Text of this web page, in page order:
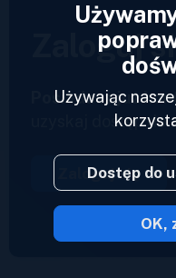
Zaloguj
Posiadasz już
uzyskaj dostęp do
Zaloguj się
Używając
Dostęp do
OK,